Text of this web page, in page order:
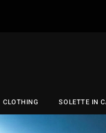
CLOTHING SOLETTE IN